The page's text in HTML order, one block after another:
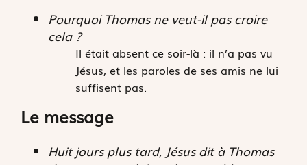
Pourquoi Thomas ne veut-il pas croire
cela ?
Il était absent ce soir-là : il n’a pas vu
Jésus, et les paroles de ses amis ne lui
suffisent pas.
Le message
Huit jours plus tard, Jésus dit à Thomas